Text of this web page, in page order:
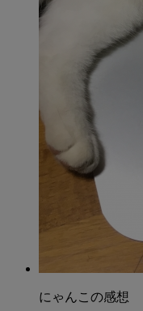
にゃんこの感想